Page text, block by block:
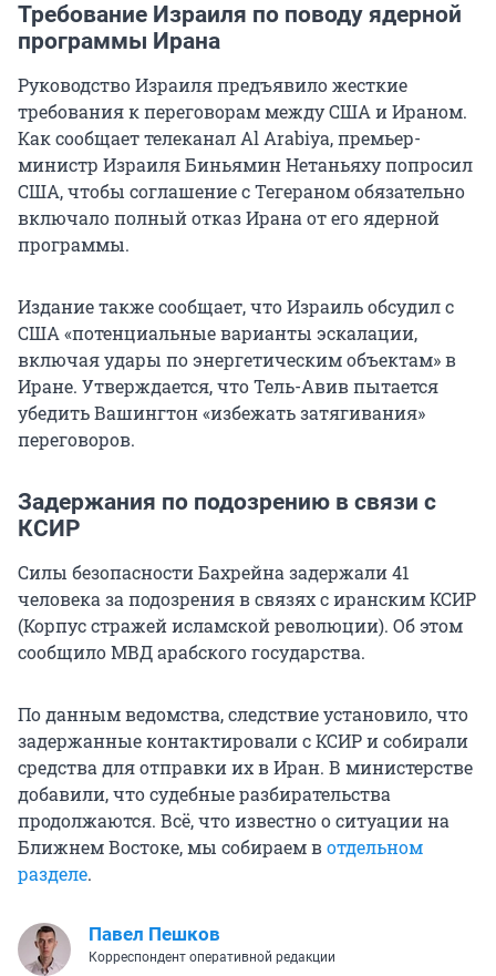
Требование Израиля по поводу ядерной
программы Ирана
Руководство Израиля предъявило жесткие
требования к переговорам между США и Ираном.
Как сообщает телеканал Al Arabiya, премьер-
министр Израиля Биньямин Нетаньяху попросил
США, чтобы соглашение с Тегераном обязательно
включало полный отказ Ирана от его ядерной
программы.
Издание также сообщает, что Израиль обсудил с
США «потенциальные варианты эскалации,
включая удары по энергетическим объектам» в
Иране. Утверждается, чтоТель-Авивпытается
убедить Вашингтон «избежать затягивания»
переговоров.
Задержания по подозрению в связи с
КСИР
Силы безопасности Бахрейна задержали 41
человека за подозрения в связях с иранским КСИР
(Корпус стражей исламской революции). Об этом
сообщило МВД арабского государства.
По данным ведомства, следствие установило, что
задержанные контактировали с КСИР и собирали
средства для отправки их в Иран. В министерстве
добавили, что судебные разбирательства
продолжаются. Всё, что известно о ситуации на
Ближнем Востоке, мы собираем вотдельном
разделе.
Павел Пешков
Корреспондент оперативной редакции